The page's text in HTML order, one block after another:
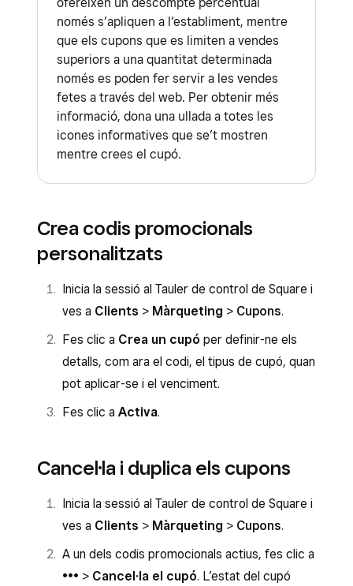
només s’apliquen a l’establiment, mentre
que els cupons que es limiten a vendes
superiors a una quantitat determinada
només es poden fer servir a les vendes
fetes a través del web. Per obtenir més
informació, dona una ullada a totes les
icones informatives que se’t mostren
mentre crees el cupó.
Crea codis promocionals
personalitzats
Inicia la sessió al Tauler de control de Square i
ves a Clients > Màrqueting > Cupons.
Fes clic a Crea un cupó per definir-ne els
detalls, com ara el codi, el tipus de cupó, quan
pot aplicar-se i el venciment.
Fes clic a Activa.
Cancel·la i duplica els cupons
Inicia la sessió al Tauler de control de Square i
ves a Clients > Màrqueting > Cupons.
A un dels codis promocionals actius, fes clic a
••• > Cancel·la el cupó. L’estat del cupó